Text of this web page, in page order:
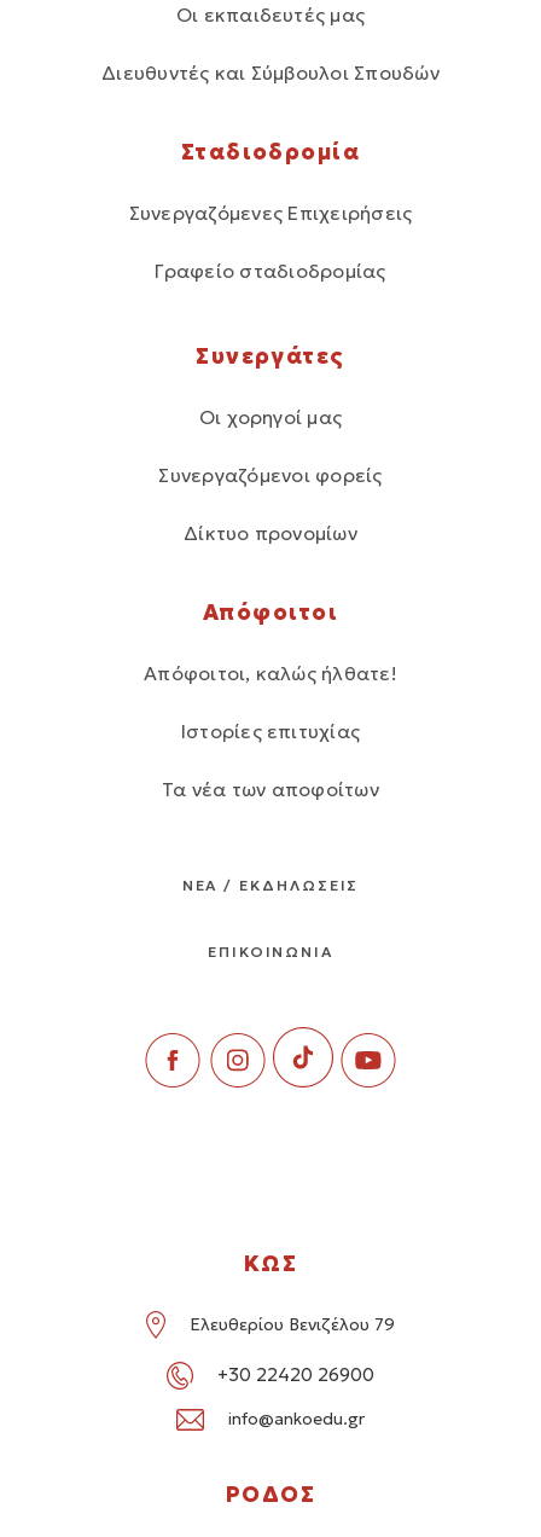
Οι εκπαιδευτές μας
Διευθυντές και Σύμβουλοι Σπουδών
Σταδιοδρομία
Συνεργαζόμενες Επιχειρήσεις
Γραφείο σταδιοδρομίας
Συνεργάτες
Οι χορηγοί μας
Συνεργαζόμενοι φορείς
Δίκτυο προνομίων
Απόφοιτοι
Απόφοιτοι, καλώς ήλθατε!
Ιστορίες επιτυχίας
Τα νέα των αποφοίτων
ΝΕΑ / ΕΚΔΗΛΩΣΕΙΣ
ΕΠΙΚΟΙΝΩΝΙΑ
ΚΩΣ
Ελευθερίου Βενιζέλου 79
+30 22420 26900
info@ankoedu.gr
ΡΟΔΟΣ